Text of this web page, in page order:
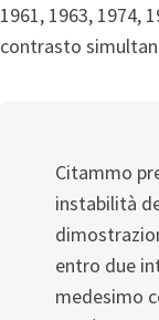
1961, 1963, 1974,
contrasto
Citammo
instabilità
entro due
medesimo